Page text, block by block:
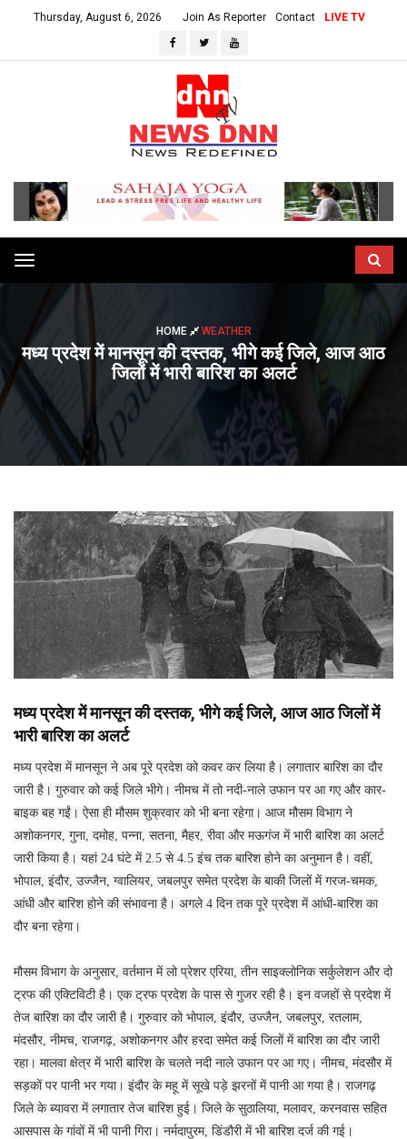
Thursday, August 6, 2026 Join As Reporter Contact LIVE TV
Toggle
navigation
HOME WEATHER
मध्‍य प्रदेश में मानसून की दस्‍तक, भीगे कई जिले, आज आठ
जिलों में भारी बारिश का अलर्ट
मध्‍य प्रदेश में मानसून की दस्‍तक, भीगे कई जिले, आज आठ जिलों में
भारी बारिश का अलर्ट
मध्य प्रदेश में मानसून ने अब पूरे प्रदेश को कवर कर लिया है। लगातार बारिश का दौर
जारी है। गुरुवार को कई जिले भीगे। नीमच में तो नदी-नाले उफान पर आ गए और कार-
बाइक बह गईं। ऐसा ही मौसम शुक्रवार को भी बना रहेगा। आज मौसम विभाग ने
अशोकनगर, गुना, दमोह, पन्ना, सतना, मैहर, रीवा और मऊगंज में भारी बारिश का अलर्ट
जारी किया है। यहां 24 घंटे में 2.5 से 4.5 इंच तक बारिश होने का अनुमान है। वहीं,
भोपाल, इंदौर, उज्जैन, ग्वालियर, जबलपुर समेत प्रदेश के बाकी जिलों में गरज-चमक,
आंधी और बारिश होने की संभावना है। अगले 4 दिन तक पूरे प्रदेश में आंधी-बारिश का
दौर बना रहेगा।
मौसम विभाग के अनुसार, वर्तमान में लो प्रेशर एरिया, तीन साइक्लोनिक सर्कुलेशन और दो
ट्रफ की एक्टिविटी है। एक ट्रफ प्रदेश के पास से गुजर रही है। इन वजहों से प्रदेश में
तेज बारिश का दौर जारी है। गुरुवार को भोपाल, इंदौर, उज्जैन, जबलपुर, रतलाम,
मंदसौर, नीमच, राजगढ़, अशोकनगर और हरदा समेत कई जिलों में बारिश का दौर जारी
रहा। मालवा क्षेत्र में भारी बारिश के चलते नदी नाले उफान पर आ गए। नीमच, मंदसौर में
सड़कों पर पानी भर गया। इंदौर के महू में सूखे पड़े झरनों में पानी आ गया है। राजगढ़
जिले के ब्यावरा में लगातार तेज बारिश हुई। जिले के सुठालिया, मलावर, करनवास सहित
आसपास के गांवों में भी पानी गिरा। नर्मदापुरम, डिंडौरी में भी बारिश दर्ज की गई।